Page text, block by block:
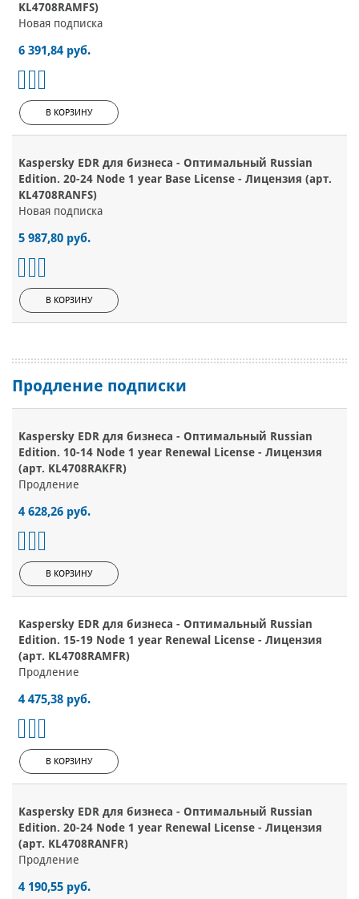
KL4708RAMFS)
Новая подписка
6 391,84 руб.
В КОРЗИНУ
Kaspersky EDR для бизнеса - Оптимальный Russian
Edition. 20-24 Node 1 year Base License - Лицензия (арт.
KL4708RANFS)
Новая подписка
5 987,80 руб.
В КОРЗИНУ
Продление подписки
Kaspersky EDR для бизнеса - Оптимальный Russian
Edition. 10-14 Node 1 year Renewal License - Лицензия
(арт. KL4708RAKFR)
Продление
4 628,26 руб.
В КОРЗИНУ
Kaspersky EDR для бизнеса - Оптимальный Russian
Edition. 15-19 Node 1 year Renewal License - Лицензия
(арт. KL4708RAMFR)
Продление
4 475,38 руб.
В КОРЗИНУ
Kaspersky EDR для бизнеса - Оптимальный Russian
Edition. 20-24 Node 1 year Renewal License - Лицензия
(арт. KL4708RANFR)
Продление
4 190,55 руб.